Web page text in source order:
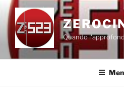
Salta
contenuto
Quando